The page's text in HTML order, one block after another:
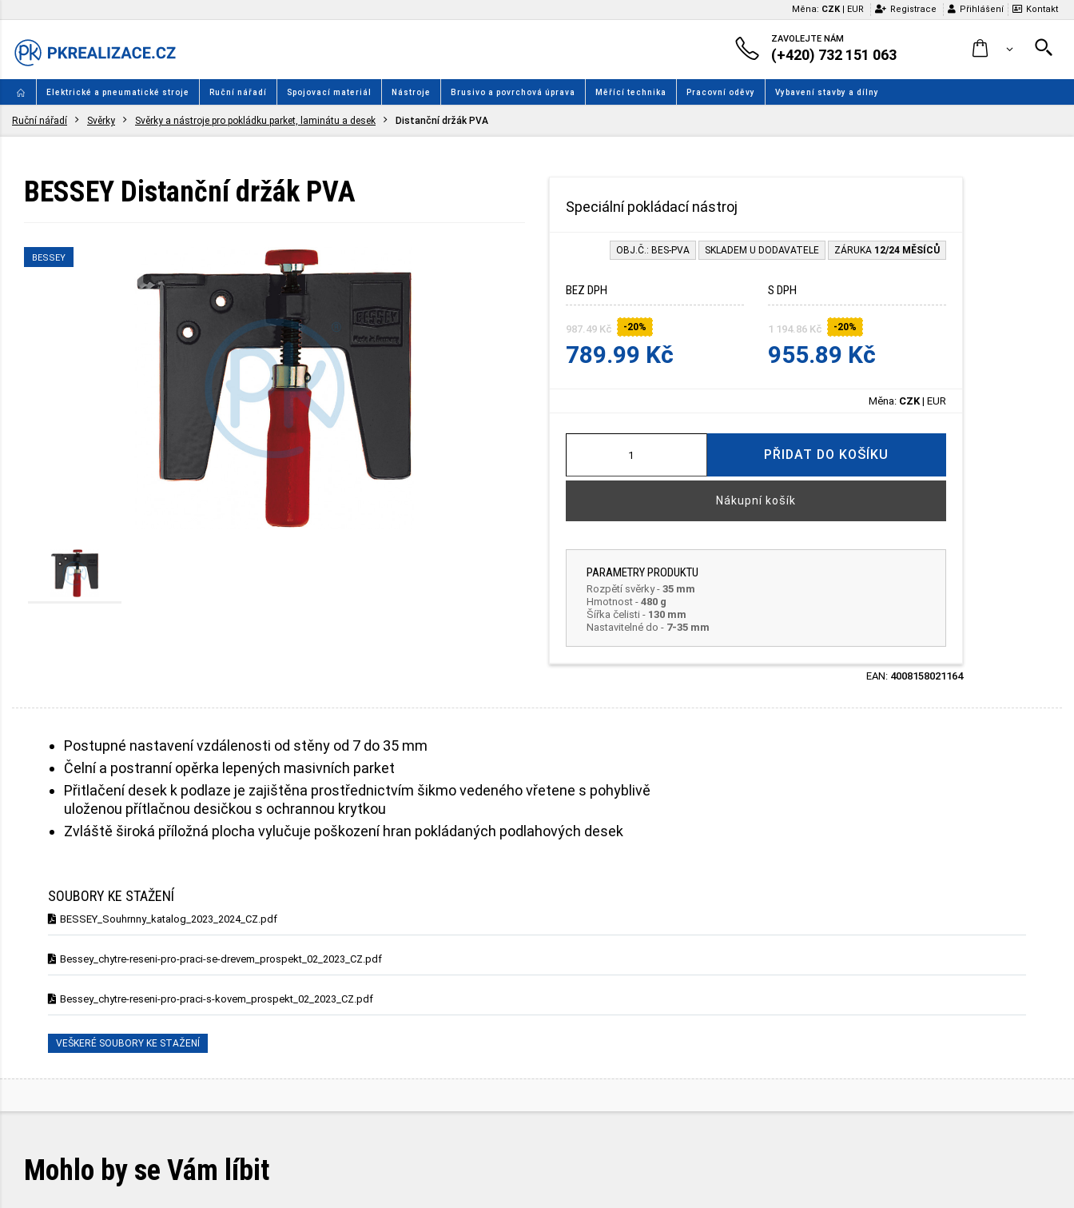
Měna: CZK | EUR Registrace Přihlášení Kontakt
ZAVOLEJTE NÁM
(+420) 732 151 063
Elektrické a pneumatické stroje Ruční nářadí Spojovací materiál Nástroje Brusivo a povrchová úprava Měřící technika Pracovní oděvy Vybavení stavby a dílny
Ruční nářadí Svěrky Svěrky a nástroje pro pokládku parket, laminátu a desek Distanční držák PVA
BESSEY Distanční držák PVA
BESSEY
Speciální pokládací nástroj
OBJ.Č.: BES-PVA SKLADEM U DODAVATELE ZÁRUKA 12/24 MĚSÍCŮ
BEZ DPH
987.49 Kč -20%
789.99 Kč
S DPH
1 194.86 Kč -20%
955.89 Kč
Měna: CZK| EUR
PŘIDAT DO KOŠÍKU
Nákupní košík
PARAMETRY PRODUKTU
Rozpětí svěrky- 35 mm
Hmotnost - 480 g
Šířka čelisti - 130 mm
Nastavitelné do - 7-35 mm
EAN: 4008158021164
Postupné nastavení vzdálenosti od stěny od 7 do 35 mm
Čelní a postranní opěrka lepených masivních parket
Přitlačení desek k podlaze je zajištěna prostřednictvím šikmo vedeného vřetene s pohyblivě
uloženou přítlačnou desičkou s ochrannou krytkou
Zvláště široká příložná plocha vylučuje poškození hran pokládaných podlahových desek
SOUBORY KE STAŽENÍ
BESSEY_Souhrnny_katalog_2023_2024_CZ.pdf
Bessey_chytre-reseni-pro-praci-se-drevem_prospekt_02_2023_CZ.pdf
Bessey_chytre-reseni-pro-praci-s-kovem_prospekt_02_2023_CZ.pdf
VEŠKERÉ SOUBORY KE STAŽENÍ
Mohlo by se Vám líbit